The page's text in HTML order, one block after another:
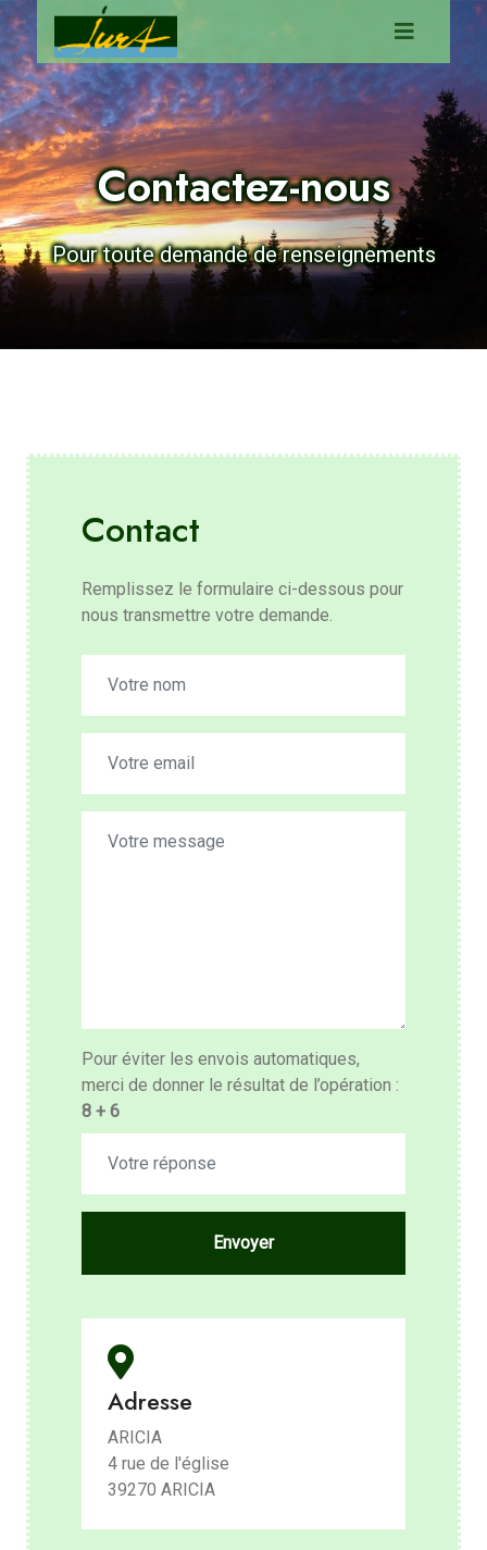
Contactez-nous
Pour toute demande de renseignements
Contact
Remplissez le formulaire ci-dessous pour
nous transmettre votre demande.
Pour éviter les envois automatiques,
merci de donner le résultat de l’opération :
8 + 6
Envoyer
Adresse
ARICIA
4 rue de l'église
39270 ARICIA